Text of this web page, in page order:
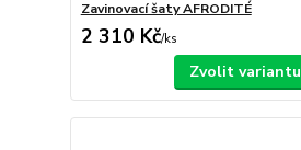
Zavinovací šaty AFRODITÉ
2 310 Kč/ks
Zvolit variantu